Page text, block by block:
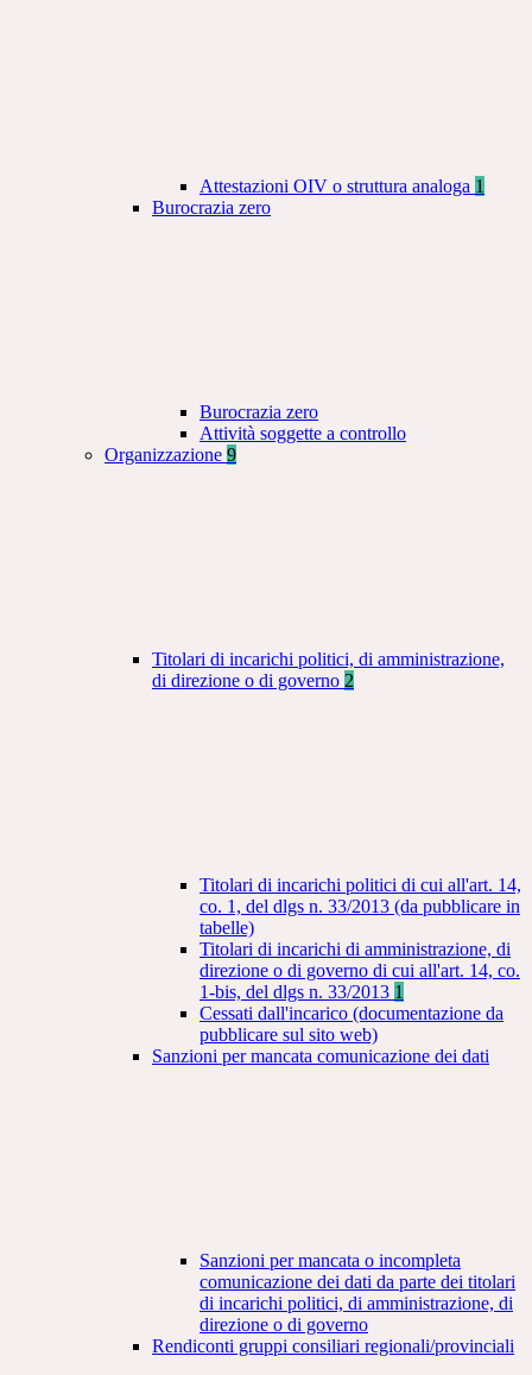
Attestazioni OIV o struttura analoga 1
Burocrazia zero
Burocrazia zero
Attività soggette a controllo
Organizzazione 9
Titolari di incarichi politici, di amministrazione,
di direzione o di governo 2
Titolari di incarichi politici di cui all'art. 14,
co. 1, del dlgs n. 33/2013 (da pubblicare in
tabelle)
Titolari di incarichi di amministrazione, di
direzione o di governo di cui all'art. 14, co.
1-bis, del dlgs n. 33/2013 1
Cessati dall'incarico (documentazione da
pubblicare sul sito web)
Sanzioni per mancata comunicazione dei dati
Sanzioni per mancata o incompleta
comunicazione dei dati da parte dei titolari
di incarichi politici, di amministrazione, di
direzione o di governo
Rendiconti gruppi consiliari regionali/provinciali